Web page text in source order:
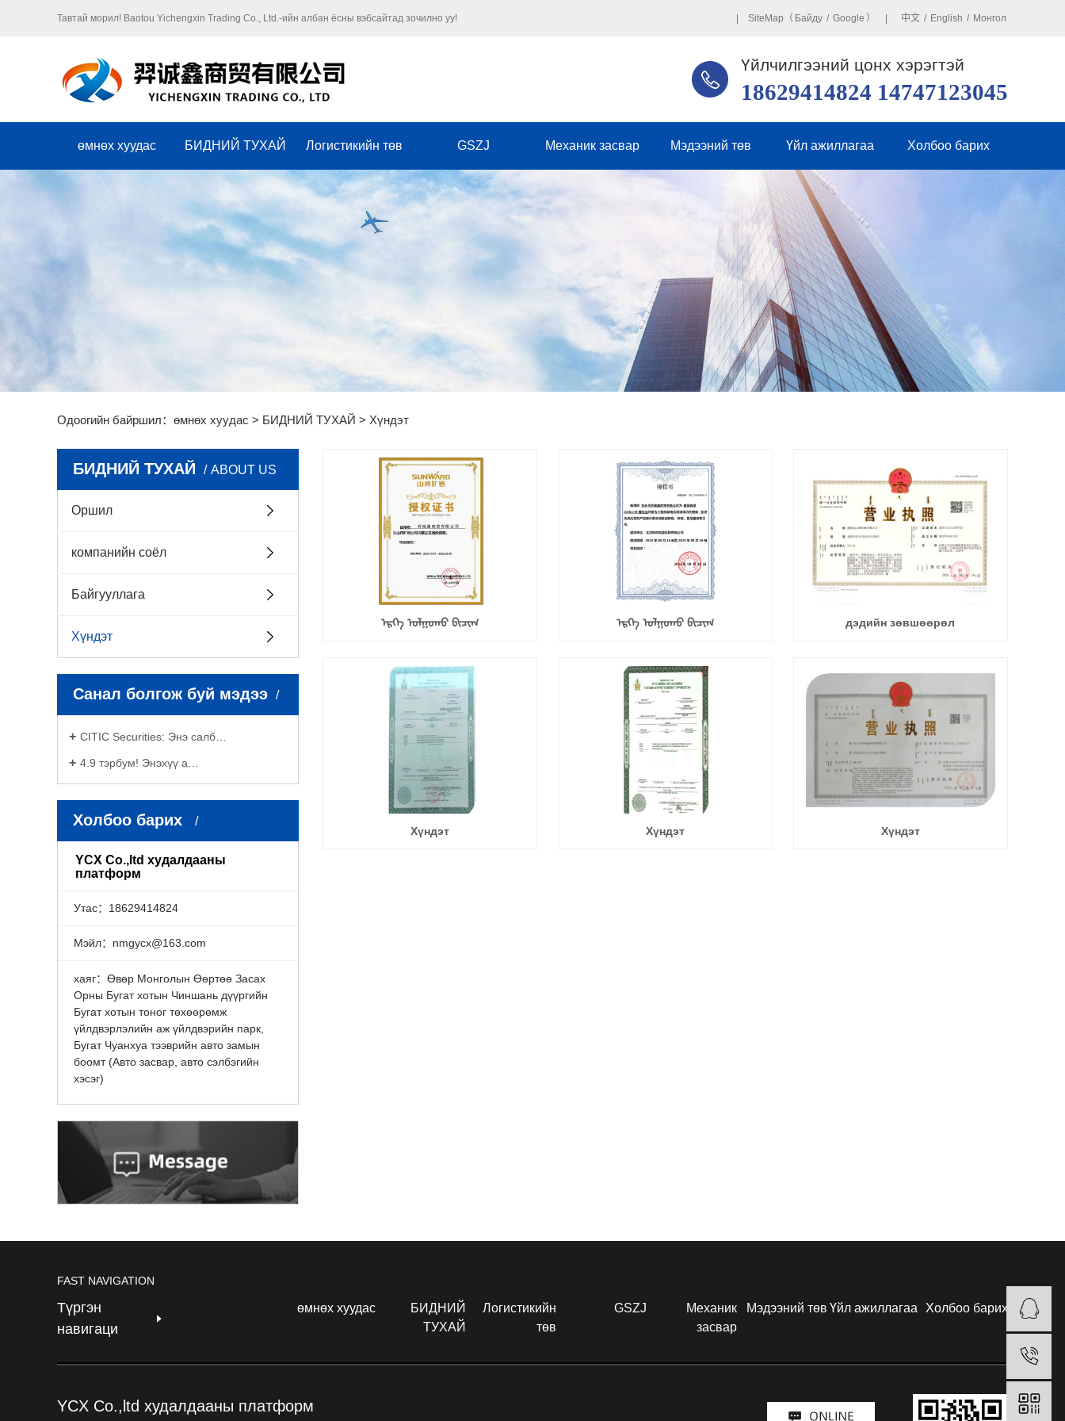
Тавтай морил! Baotou Yichengxin Trading Co., Ltd.-ийн албан ёсны вэбсайтад зочилно уу! | SiteMap（ Байду / Google ） | 中文 / English / Монгол
Үйлчилгээний цонх хэрэгтэй
18629414824 14747123045
өмнөх хуудас БИДНИЙ ТУХАЙ
Оршил
компанийн соёл
Байгууллага
Хүндэт
Логистикийн төв GSZJ Механик засвар Мэдээний төв
Бизнесийн мэдээ
Аж үйлдвэрийн мэдээ
нийтлэг асуудал
Үйл ажиллагаа Холбоо барих
Одоогийн байршил： өмнөх хуудас > БИДНИЙ ТУХАЙ > Хүндэт
БИДНИЙ ТУХАЙ ABOUT US
Оршил
компанийн соёл
Байгууллага
Хүндэт
Санал болгож буй мэдээ
CITIC Securities: Энэ салб…
4.9 тэрбум! Энэхүү а…
Холбоо барих
YCX Co.,ltd худалдааны
платформ
Утас：18629414824
Мэйл：nmgycx@163.com
хаяг：Өвөр Монголын Өөртөө Засах
Орны Бугат хотын Чиншань дүүргийн
Бугат хотын тоног төхөөрөмж
үйлдвэрлэлийн аж үйлдвэрийн парк,
Бугат Чуанхуа тээврийн авто замын
боомт (Авто засвар, авто сэлбэгийн
хэсэг)
ᠡᠷᠬᠡ ᠣᠯᠭᠤᠬᠤ ᠪᠢᠴᠢᠭ ᠡᠷᠬᠡ ᠣᠯᠭᠤᠬᠤ ᠪᠢᠴᠢᠭ дэдийн зөвшөөрөл
Хүндэт Хүндэт Хүндэт
FAST NAVIGATION
Түргэн
навигаци
өмнөх хуудас
БИДНИЙ
ТУХАЙ
Логистикийн
төв
GSZJ
Механик
засвар
Мэдээний төв Үйл ажиллагаа Холбоо барих
YCX Co.,ltd худалдааны платформ